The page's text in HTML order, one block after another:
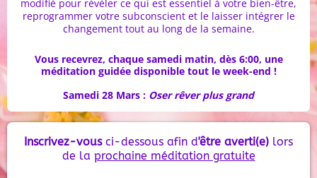
modifié pour révéler ce qui est essentiel à votre bien-être,
reprogrammer votre subconscient et le laisser intégrer le
changement tout au long de la semaine.
Vous recevrez, chaque samedi matin, dès 6:00, une
méditation guidée disponible tout le week-end !
Samedi 28 Mars : Oser rêver plus grand
Inscrivez-vousci-dessous afin d'être averti(e) lors
de la prochaine méditation gratuite